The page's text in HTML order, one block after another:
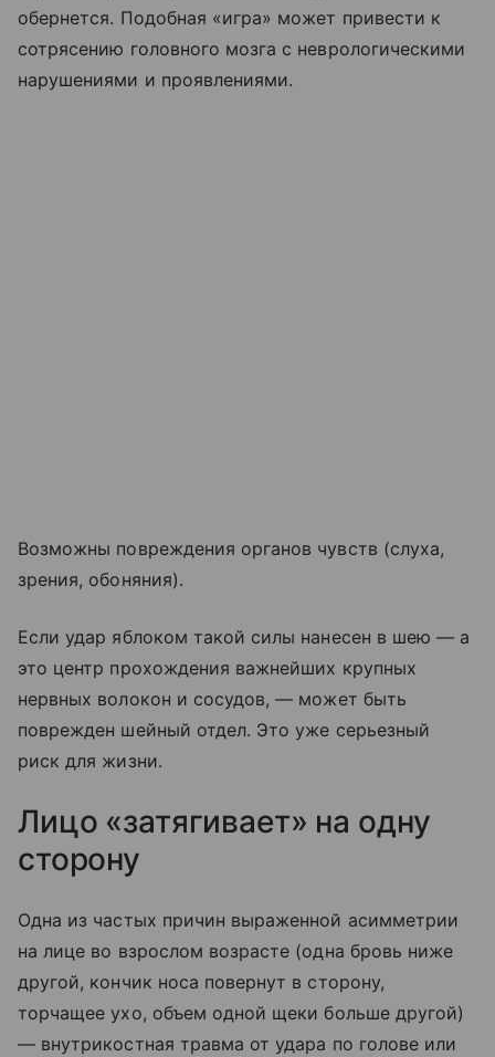
обернется. Подобная «игра» может привести к
сотрясению головного мозга с неврологическими
нарушениями и проявлениями.
Возможны повреждения органов чувств (слуха,
зрения, обоняния).
Если удар яблоком такой силы нанесен в шею — а
это центр прохождения важнейших крупных
нервных волокон и сосудов, — может быть
поврежден шейный отдел. Это уже серьезный
риск для жизни.
Лицо «затягивает» на одну
сторону
Одна из частых причин выраженной асимметрии
на лице во взрослом возрасте (одна бровь ниже
другой, кончик носа повернут в сторону,
торчащее ухо, объем одной щеки больше другой)
— внутрикостная травма от удара по голове или